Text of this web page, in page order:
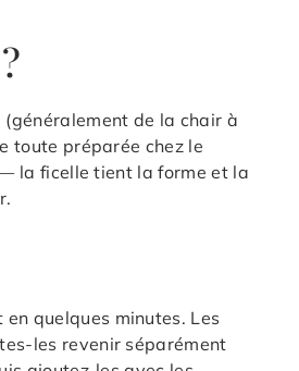
de la chair à
toute préparée chez le
la ficelle tient la forme et la
quelques minutes. Les
les revenir séparément